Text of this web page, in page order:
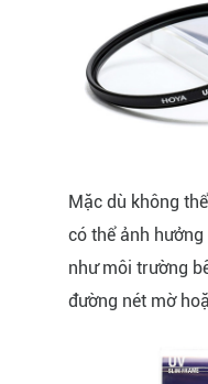
Mặc dù không
có thể ảnh
như môi trường
đường nét mờ